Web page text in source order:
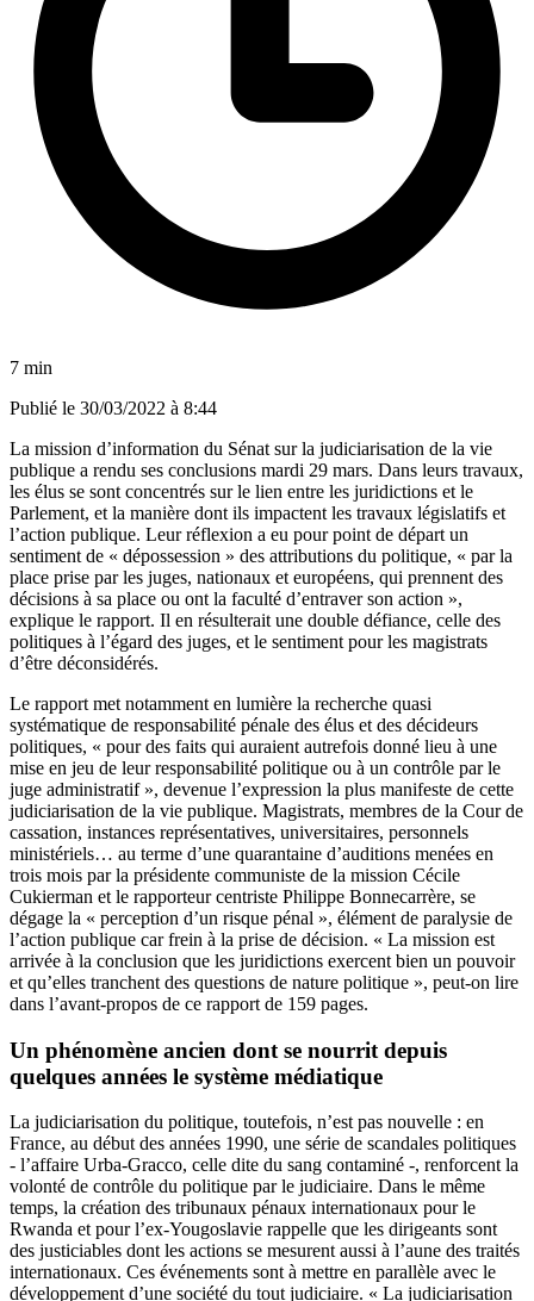
7 min
Publié le 30/03/2022 à 8:44
La mission d’information du Sénat sur la judiciarisation de la vie
publique a rendu ses conclusions mardi 29 mars. Dans leurs travaux,
les élus se sont concentrés sur le lien entre les juridictions et le
Parlement, et la manière dont ils impactent les travaux législatifs et
l’action publique. Leur réflexion a eu pour point de départ un
sentiment de « dépossession » des attributions du politique, « par la
place prise par les juges, nationaux et européens, qui prennent des
décisions à sa place ou ont la faculté d’entraver son action »,
explique le rapport. Il en résulterait une double défiance, celle des
politiques à l’égard des juges, et le sentiment pour les magistrats
d’être déconsidérés.
Le rapport met notamment en lumière la recherche quasi
systématique de responsabilité pénale des élus et des décideurs
politiques, « pour des faits qui auraient autrefois donné lieu à une
mise en jeu de leur responsabilité politique ou à un contrôle par le
juge administratif », devenue l’expression la plus manifeste de cette
judiciarisation de la vie publique. Magistrats, membres de la Cour de
cassation, instances représentatives, universitaires, personnels
ministériels… au terme d’une quarantaine d’auditions menées en
trois mois par la présidente communiste de la mission Cécile
Cukierman et le rapporteur centriste Philippe Bonnecarrère, se
dégage la « perception d’un risque pénal », élément de paralysie de
l’action publique car frein à la prise de décision. « La mission est
arrivée à la conclusion que les juridictions exercent bien un pouvoir
et qu’elles tranchent des questions de nature politique », peut-on lire
dans l’avant-propos de ce rapport de 159 pages.
Un phénomène ancien dont se nourrit depuis
quelques années le système médiatique
La judiciarisation du politique, toutefois, n’est pas nouvelle : en
France, au début des années 1990, une série de scandales politiques
- l’affaire Urba-Gracco, celle dite du sang contaminé -, renforcent la
volonté de contrôle du politique par le judiciaire. Dans le même
temps, la création des tribunaux pénaux internationaux pour le
Rwanda et pour l’ex-Yougoslavie rappelle que les dirigeants sont
des justiciables dont les actions se mesurent aussi à l’aune des traités
internationaux. Ces événements sont à mettre en parallèle avec le
développement d’une société du tout judiciaire. « La judiciarisation